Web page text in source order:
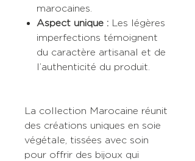
marocaines.
Aspect unique : Les légères
imperfections témoignent
du caractère artisanal et de
l’authenticité du produit.
La collection Marocaine réunit
des créations uniques en soie
végétale, tissées avec soin
pour offrir des bijoux qui